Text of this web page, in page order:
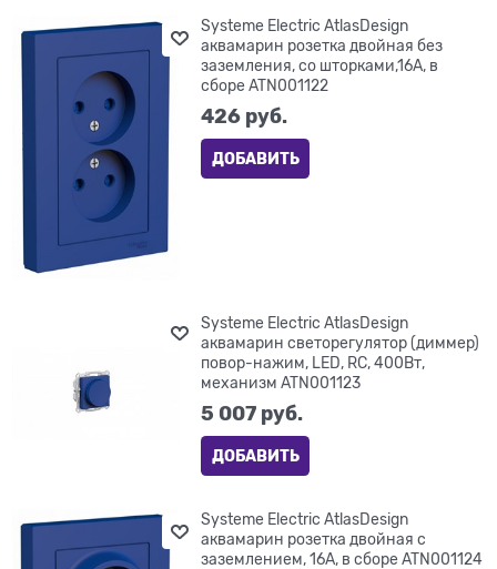
Systeme Electric AtlasDesign
аквамарин розетка двойная без
заземления, со шторками,16А, в
сборе ATN001122
426 руб.
ДОБАВИТЬ
Systeme Electric AtlasDesign
аквамарин светорегулятор (диммер)
повор-нажим, LED, RC, 400Вт,
механизм ATN001123
5 007 руб.
ДОБАВИТЬ
Systeme Electric AtlasDesign
аквамарин розетка двойная с
заземлением, 16А, в сборе ATN001124